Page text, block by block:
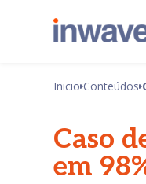
Inicio Conteúdos
Caso
em